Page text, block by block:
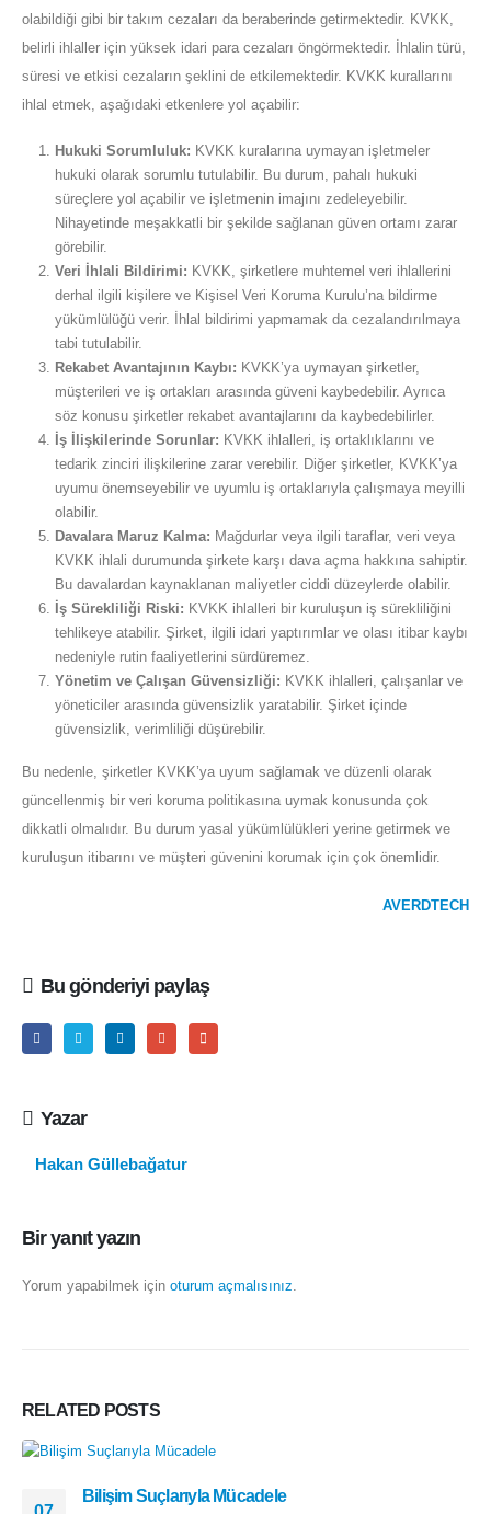
olabildiği gibi bir takım cezaları da beraberinde getirmektedir. KVKK,
belirli ihlaller için yüksek idari para cezaları öngörmektedir. İhlalin türü,
süresi ve etkisi cezaların şeklini de etkilemektedir. KVKK kurallarını
ihlal etmek, aşağıdaki etkenlere yol açabilir:
Hukuki Sorumluluk: KVKK kuralarına uymayan işletmeler
hukuki olarak sorumlu tutulabilir. Bu durum, pahalı hukuki
süreçlere yol açabilir ve işletmenin imajını zedeleyebilir.
Nihayetinde meşakkatli bir şekilde sağlanan güven ortamı zarar
görebilir.
Veri İhlali Bildirimi: KVKK, şirketlere muhtemel veri ihlallerini
derhal ilgili kişilere ve Kişisel Veri Koruma Kurulu’na bildirme
yükümlülüğü verir. İhlal bildirimi yapmamak da cezalandırılmaya
tabi tutulabilir.
Rekabet Avantajının Kaybı: KVKK’ya uymayan şirketler,
müşterileri ve iş ortakları arasında güveni kaybedebilir. Ayrıca
söz konusu şirketler rekabet avantajlarını da kaybedebilirler.
İş İlişkilerinde Sorunlar: KVKK ihlalleri, iş ortaklıklarını ve
tedarik zinciri ilişkilerine zarar verebilir. Diğer şirketler, KVKK’ya
uyumu önemseyebilir ve uyumlu iş ortaklarıyla çalışmaya meyilli
olabilir.
Davalara Maruz Kalma: Mağdurlar veya ilgili taraflar, veri veya
KVKK ihlali durumunda şirkete karşı dava açma hakkına sahiptir.
Bu davalardan kaynaklanan maliyetler ciddi düzeylerde olabilir.
İş Sürekliliği Riski: KVKK ihlalleri bir kuruluşun iş sürekliliğini
tehlikeye atabilir. Şirket, ilgili idari yaptırımlar ve olası itibar kaybı
nedeniyle rutin faaliyetlerini sürdüremez.
Yönetim ve Çalışan Güvensizliği: KVKK ihlalleri, çalışanlar ve
yöneticiler arasında güvensizlik yaratabilir. Şirket içinde
güvensizlik, verimliliği düşürebilir.
Bu nedenle, şirketler KVKK’ya uyum sağlamak ve düzenli olarak
güncellenmiş bir veri koruma politikasına uymak konusunda çok
dikkatli olmalıdır. Bu durum yasal yükümlülükleri yerine getirmek ve
kuruluşun itibarını ve müşteri güvenini korumak için çok önemlidir.
AVERDTECH
Bu gönderiyi paylaş
Yazar
Hakan Güllebağatur
Bir yanıt yazın
Yorum yapabilmek için oturum açmalısınız.
RELATED POSTS
Bilişim Suçlarıyla Mücadele